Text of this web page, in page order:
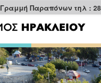
Γραμμή Παραπόνων τηλ :